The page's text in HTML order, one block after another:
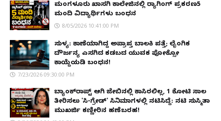
ಮಂಗಳೂರು ಖಾಸಗಿ ಕಾಲೇಜಿನಲ್ಲಿ ರ‌್ಯಾಗಿಂಗ್ ಪ್ರಕರಣ5
ಮಂದಿ ವಿದ್ಯಾರ್ಥಿಗಳು ಬಂಧನ
8/05/2026 10:41:00 PM
ಸುಳ್ಯ: ಕಾಣೆಯಾಗಿದ್ದ ಅಪ್ರಾಪ್ತ ಬಾಲಕಿ ಪತ್ತೆ; ಲೈಂಗಿಕ
ದೌರ್ಜನ್ಯ ಎಸಗಿದ ಕಡಬದ ಯುವಕ ಪೋಕ್ಸೋ
ಕಾಯ್ದೆಯಡಿ ಬಂಧನ!
7/23/2026 09:30:00 PM
ಬ್ಯಾಂಕ್‌ರಾಪ್ಟ್‌ ಆಗಿ ಜೇಬಿನಲ್ಲಿ ಕಾಸಿರಲಿಲ್ಲ, ₹1 ಕೋಟಿ ಸಾಲ
ತೀರಿಸಲು 'ಸಿ-ಗ್ರೇಡ್' ಸಿನಿಮಾಗಳಲ್ಲಿ ನಟಿಸಿದ್ದೆ: ನಟಿ ಸುಸ್ಮಿತಾ
ಮುಖರ್ಜಿ ಕಣ್ಣೀರಿನ ಹಣೆಬರಹ!